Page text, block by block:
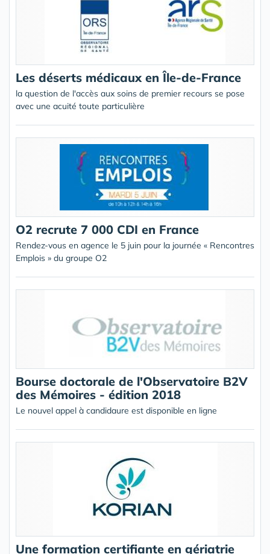
Les déserts médicaux en Île-de-France
la question de l'accès aux soins de premier recours se pose
avec une acuité toute particulière
O2 recrute 7 000 CDI en France
Rendez-vous en agence le 5 juin pour la journée « Rencontres
Emplois » du groupe O2
Bourse doctorale de l'Observatoire B2V
des Mémoires - édition 2018
Le nouvel appel à candidaure est disponible en ligne
Une formation certifiante en gériatrie